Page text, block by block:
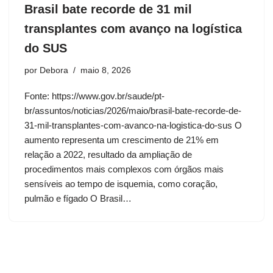
Brasil bate recorde de 31 mil
transplantes com avanço na logística
do SUS
por Debora maio 8, 2026
Fonte: https://www.gov.br/saude/pt-
br/assuntos/noticias/2026/maio/brasil-bate-recorde-de-
31-mil-transplantes-com-avanco-na-logistica-do-sus O
aumento representa um crescimento de 21% em
relação a 2022, resultado da ampliação de
procedimentos mais complexos com órgãos mais
sensíveis ao tempo de isquemia, como coração,
pulmão e fígado O Brasil…